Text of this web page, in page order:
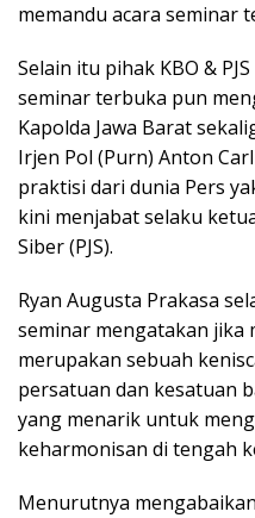
memandu acara seminar
Selain itu pihak KBO &
seminar terbuka pun
Kapolda Jawa Barat
Irjen Pol (Purn) Anton
praktisi dari dunia Pers
kini menjabat selaku
Siber (PJS).
Ryan Augusta Prakasa
seminar mengatakan jika
merupakan sebuah
persatuan dan kesatuan
yang menarik untuk
keharmonisan di tengah
Menurutnya